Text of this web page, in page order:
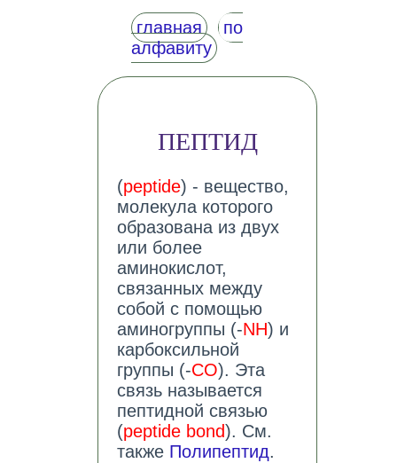
главная
по
алфавиту
ПЕПТИД
(peptide) - вещество,
молекула которого
образована из двух
или более
аминокислот,
связанных между
собой с помощью
аминогруппы (-NH) и
карбоксильной
группы (-CO). Эта
связь называется
пептидной связью
(peptide bond). См.
также Полипептид.